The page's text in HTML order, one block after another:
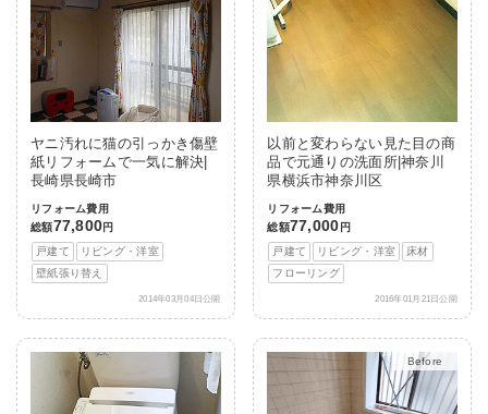
ヤニ汚れに猫の引っかき傷壁
紙リフォームで一気に解決|
長崎県長崎市
リフォーム費用
総額77,800円
戸建て
リビング・洋室
壁紙張り替え
2014年03月04日公開
以前と変わらない見た目の商
品で元通りの洗面所|神奈川
県横浜市神奈川区
リフォーム費用
総額77,000 円
戸建て
リビング・洋室
床材
フローリング
2016年01月21日公開
After